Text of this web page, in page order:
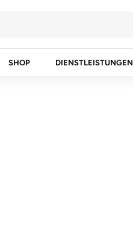
SHOP DIENSTLEISTUNGEN